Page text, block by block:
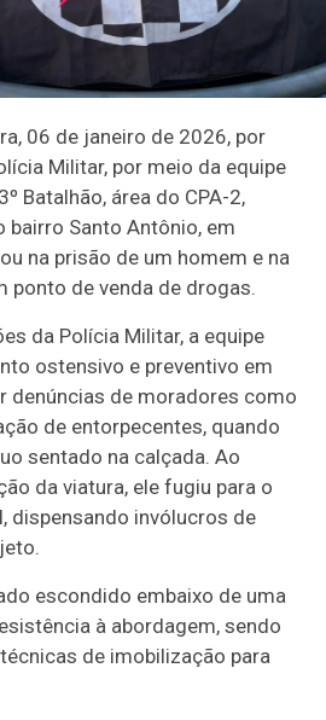
06 de janeiro de 2026, por
Militar, por meio da equipe
Batalhão, área do CPA-2,
bairro Santo Antônio, em
na prisão de um homem e na
ponto de venda de drogas.
da Polícia Militar, a equipe
ostensivo e preventivo em
denúncias de moradores como
de entorpecentes, quando
sentado na calçada. Ao
da viatura, ele fugiu para o
dispensando invólucros de
escondido embaixo de uma
à abordagem, sendo
de imobilização para